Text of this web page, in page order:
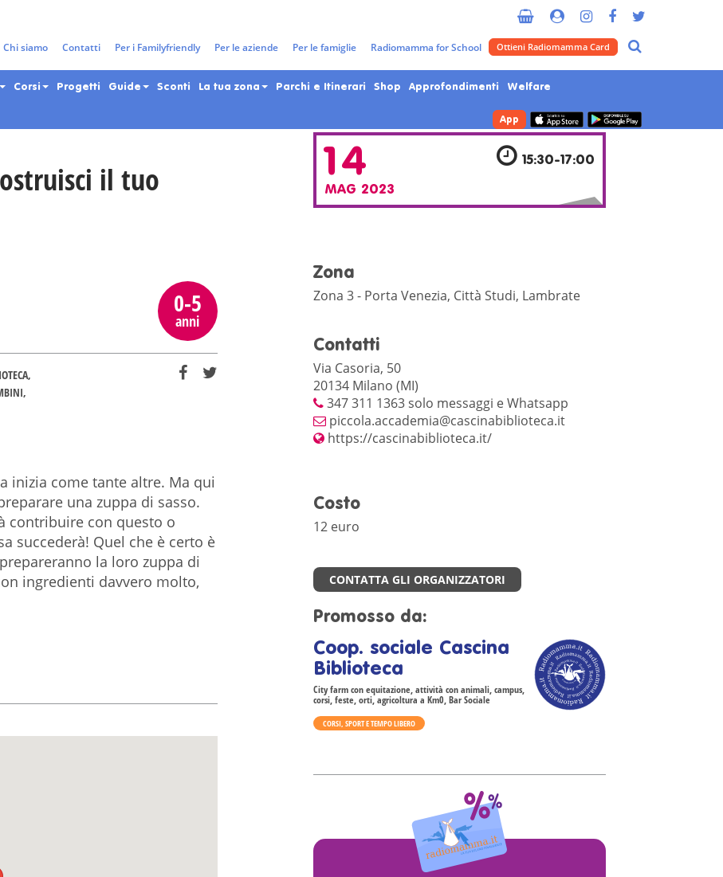
Chi siamo Contatti Per i Familyfriendly Per le aziende Per le famiglie Radiomamma for School Ottieni Radiomamma Card
Corsi Progetti Guide Sconti La tua zona Parchi e Itinerari Shop Approfondimenti Welfare
App
e adolescenti nella Città Metropolitana di Milano
il tuo
0-5
anni
inizia come tante altre. Ma qui
una zuppa di sasso.
contribuire con questo o
succederà! Quel che è certo è
la loro zuppa di
ingredienti davvero molto,
14
MAG 2023
15:30-17:00
Zona
Zona 3 - Porta Venezia, Città Studi, Lambrate
Contatti
Via Casoria, 50
20134 Milano (MI)
347 311 1363 solo messaggi e Whatsapp
piccola.accademia@cascinabiblioteca.it
https://cascinabiblioteca.it/
Costo
12 euro
CONTATTA GLI ORGANIZZATORI
Promosso da:
Coop. sociale Cascina
Biblioteca
City farm con equitazione, attività con animali, campus,
corsi, feste, orti, agricoltura a Km0, Bar Sociale
CORSI, SPORT E TEMPO LIBERO